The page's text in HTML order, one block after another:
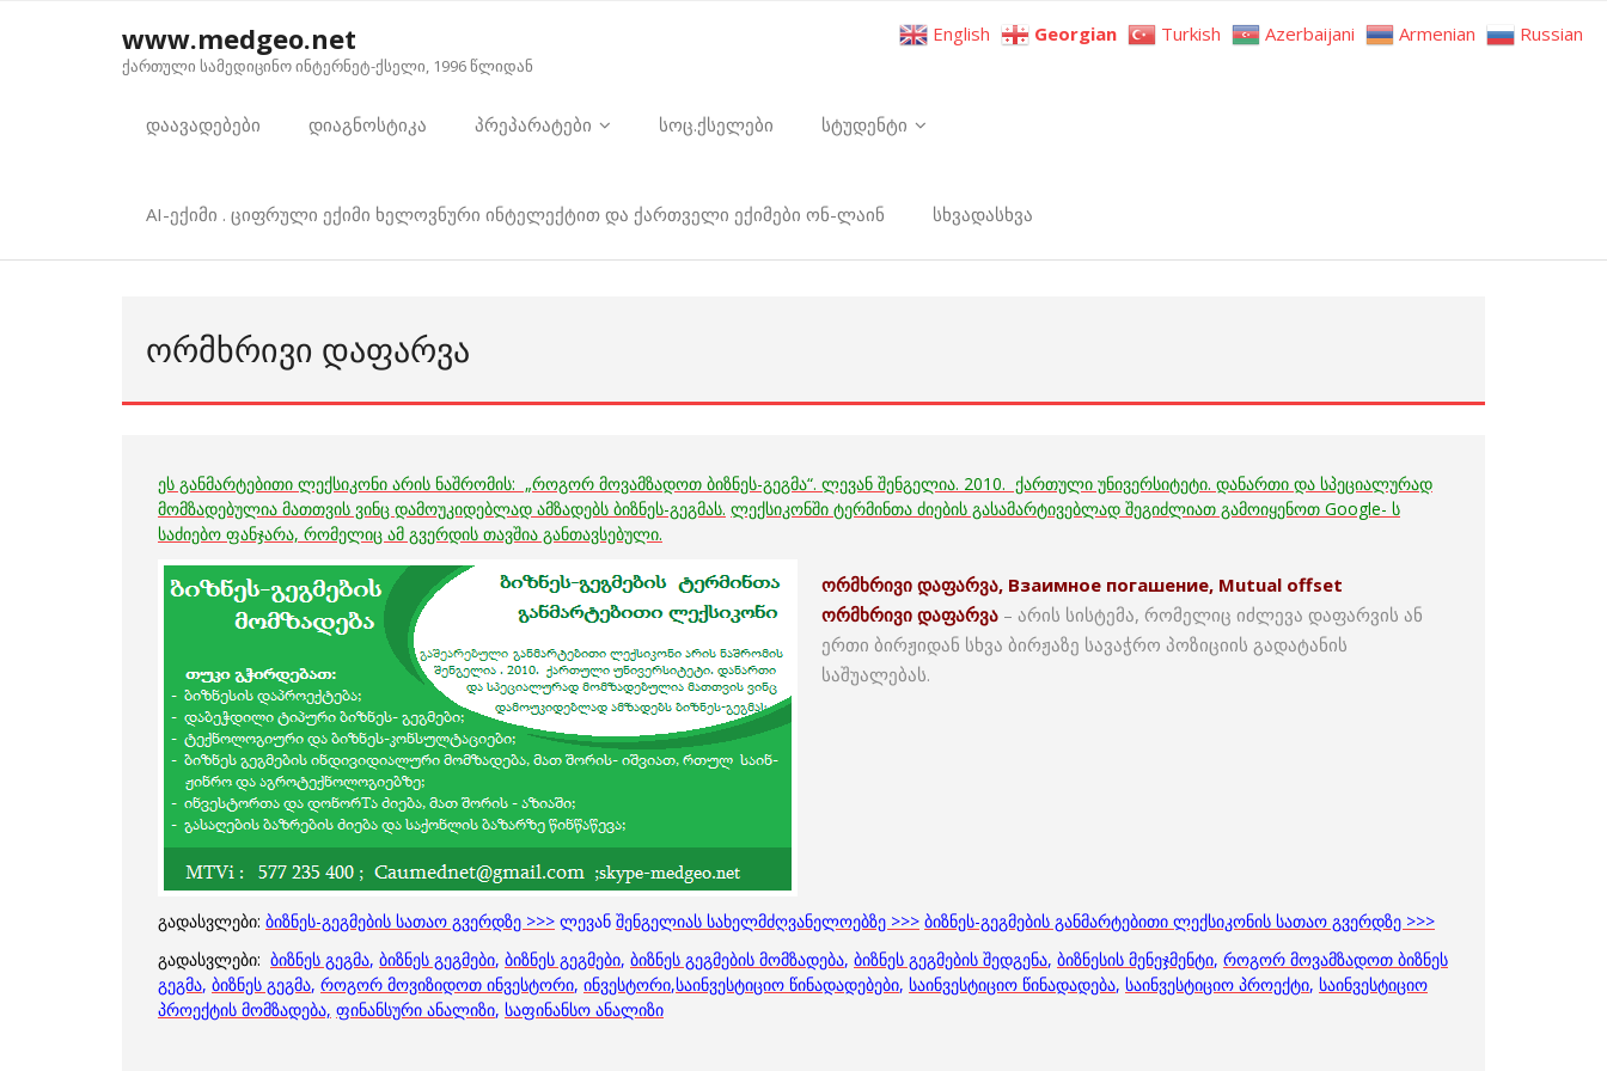
www.medgeo.net
ქართული სამედიცინო ინტერნეტ-ქსელი, 1996 წლიდან
დაავადებები დიაგნოსტიკა პრეპარატები სოც.ქსელები სტუდენტი
AI-ექიმი . ციფრული ექიმი ხელოვნური ინტელექტით და ქართველი ექიმები ონ-ლაინ სხვადასხვა
ᲝᲠᲛᲮᲠᲘᲕᲘ ᲓᲐᲤᲐᲠᲕᲐ
ეს განმარტებითი ლექსიკონი არის ნაშრომის: „როგორ მოვამზადოთ ბიზნეს-გეგმა“. ლევან შენგელია. 2010. ქართული უნივერსიტეტი. დანართი და სპეციალურად
მომზადებულია მათთვის ვინც დამოუკიდებლად ამზადებს ბიზნეს-გეგმას. ლექსიკონში ტერმინთა ძიების გასამარტივებლად შეგიძლიათ გამოიყენოთ Google- ს
საძიებო ფანჯარა, რომელიც ამ გვერდის თავშია განთავსებული.
ორმხრივი დაფარვა, Взаимное погашение, Mutual offset
ორმხრივი დაფარვა – არის სისტემა, რომელიც იძლევა დაფარვის ან
ერთი ბირჟიდან სხვა ბირჟაზე სავაჭრო პოზიციის გადატანის
საშუალებას.
გადასვლები: ბიზნეს-გეგმების სათაო გვერდზე >>> ლევან შენგელიას სახელმძღვანელოებზე >>> ბიზნეს-გეგმების განმარტებითი ლექსიკონის სათაო გვერდზე >>>
გადასვლები: ბიზნეს გეგმა, ბიზნეს გეგმები, ბიზნეს გეგმები, ბიზნეს გეგმების მომზადება, ბიზნეს გეგმების შედგენა, ბიზნესის მენეჯმენტი, როგორ მოვამზადოთ ბიზნეს
გეგმა, ბიზნეს გეგმა, როგორ მოვიზიდოთ ინვესტორი, ინვესტორი,საინვესტიციო წინადადებები, საინვესტიციო წინადადება, საინვესტიციო პროექტი, საინვესტიციო
პროექტის მომზადება, ფინანსური ანალიზი, საფინანსო ანალიზი
English Georgian Turkish Azerbaijani Armenian Russian